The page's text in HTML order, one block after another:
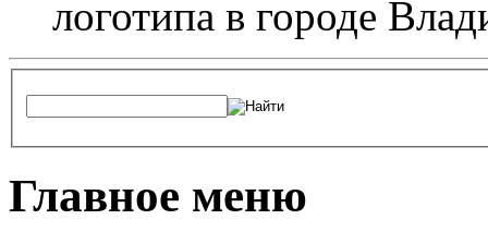
логотипа в городе
Главное меню